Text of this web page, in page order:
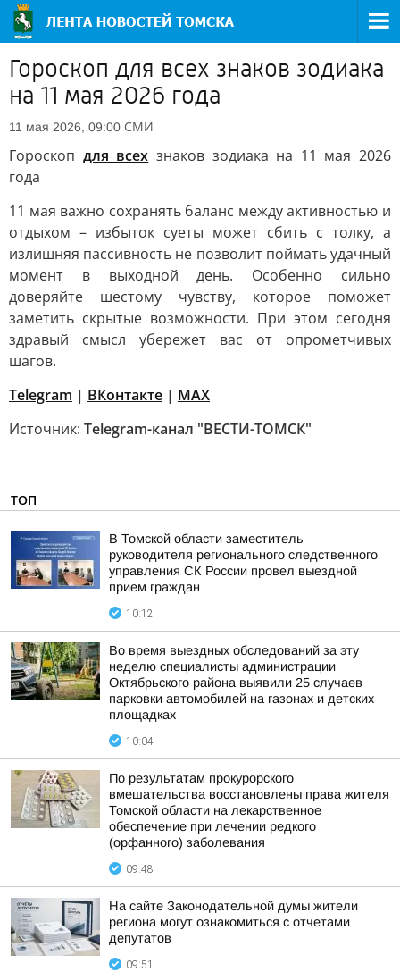
Гороскоп для всех знаков зодиака
на 11 мая 2026 года
11 мая 2026, 09:00 СМИ
Гороскоп для всех знаков зодиака на 11 мая 2026
года
11 мая важно сохранять баланс между активностью и
отдыхом – избыток суеты может сбить с толку, а
излишняя пассивность не позволит поймать удачный
момент в выходной день. Особенно сильно
доверяйте шестому чувству, которое поможет
заметить скрытые возможности. При этом сегодня
здравый смысл убережет вас от опрометчивых
шагов.
Telegram | ВКонтакте | МАХ
Источник: Telegram-канал "ВЕСТИ-ТОМСК"
ТОП
В Томской области заместитель
руководителя регионального следственного
управления СК России провел выездной
прием граждан
10:12
Во время выездных обследований за эту
неделю специалисты администрации
Октябрьского района выявили 25 случаев
парковки автомобилей на газонах и детских
площадках
10:04
По результатам прокурорского
вмешательства восстановлены права жителя
Томской области на лекарственное
обеспечение при лечении редкого
(орфанного) заболевания
09:48
На сайте Законодательной думы жители
региона могут ознакомиться с отчетами
депутатов
09:51